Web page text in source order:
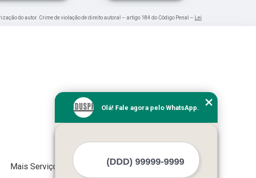
do autor. Crime de violação de direito autoral – artigo 184 do Código Penal – Lei
Mais Serviços
Olá! Fale agora pelo WhatsApp.